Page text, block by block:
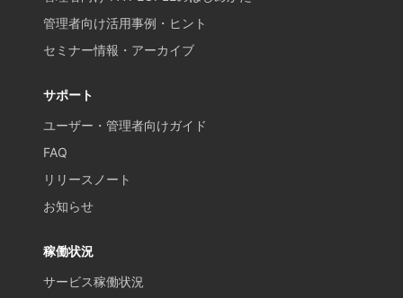
管理者向け活用事例・ヒント
セミナー情報・アーカイブ
サポート
ユーザー・管理者向けガイド
FAQ
リリースノート
お知らせ
稼働状況
サービス稼働状況